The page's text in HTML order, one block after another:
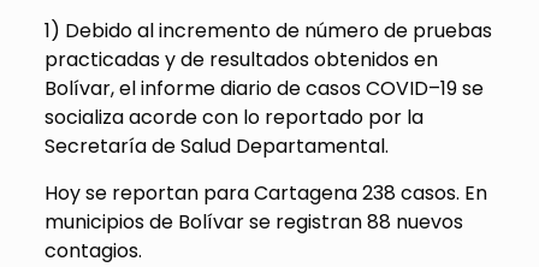
1) Debido al incremento de número de pruebas
practicadas y de resultados obtenidos en
Bolívar, el informe diario de casos COVID–19 se
socializa acorde con lo reportado por la
Secretaría de Salud Departamental.
Hoy se reportan para Cartagena 238 casos. En
municipios de Bolívar se registran 88 nuevos
contagios.